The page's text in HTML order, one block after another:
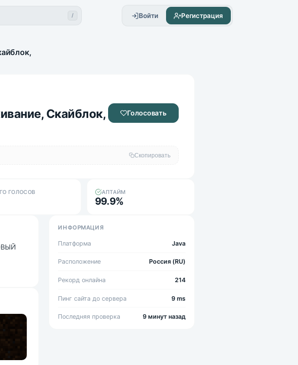
/ Войти Регистрация
Гриферский, Бедварс
Скайблок,
Голосовать
Скопировать
ГОЛОСОВ АПТАЙМ
99.9%
ИНФОРМАЦИЯ
Платформа Java
Расположение Россия (RU)
Рекорд онлайна 214
Пинг сайта до сервера 9 ms
Последняя проверка 9 минут назад